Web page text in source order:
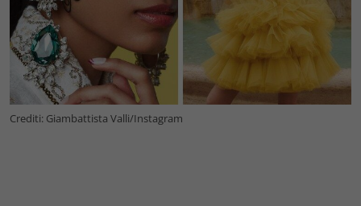
Crediti: Giambattista Valli/Instagram